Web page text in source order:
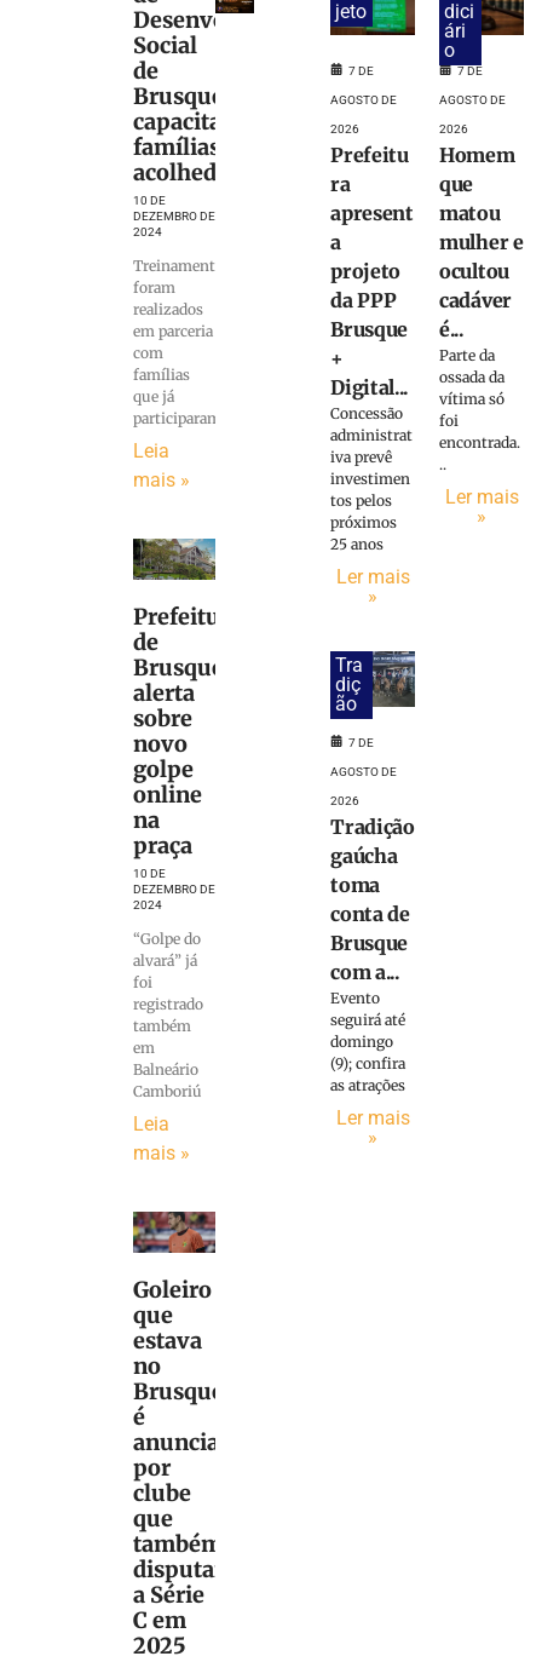
Desenvolvimento
Social
de
Brusque
capacita
famílias
acolhedoras
10 DE
DEZEMBRO DE
2024
Treinamentos
foram
realizados
em parceria
com
famílias
que já
participaram
Leia
mais »
Prefeitura
de
Brusque
alerta
sobre
novo
golpe
online
na
praça
10 DE
DEZEMBRO DE
2024
“Golpe do
alvará” já
foi
registrado
também
em
Balneário
Camboriú
Leia
mais »
Goleiro
que
estava
no
Brusque
é
anunciado
por
clube
que
também
disputará
a Série
C em
2025
jeto
7 DE
AGOSTO DE
2026
Prefeitu
ra
apresent
a
projeto
da PPP
Brusque
+
Digital...
Concessão
administrat
iva prevê
investimen
tos pelos
próximos
25 anos
Ler mais
»
dici
ári
o
7 DE
AGOSTO DE
2026
Homem
que
matou
mulher e
ocultou
cadáver
é...
Parte da
ossada da
vítima só
foi
encontrada.
..
Ler mais
»
Tra
diç
ão
7 DE
AGOSTO DE
2026
Tradição
gaúcha
toma
conta de
Brusque
com a...
Evento
seguirá até
domingo
(9); confira
as atrações
Ler mais
»